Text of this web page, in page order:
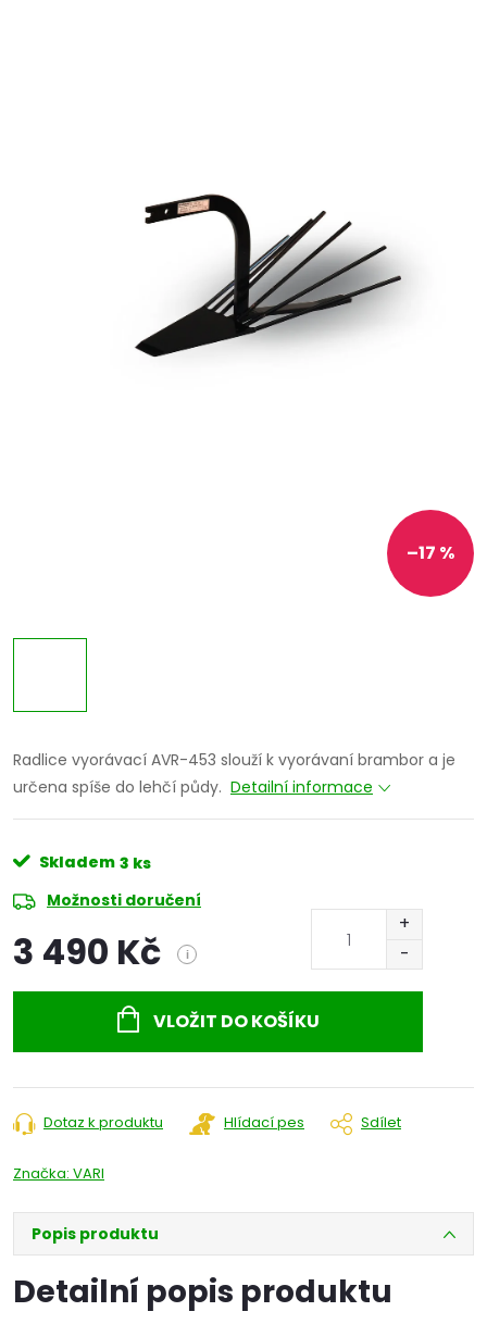
–17 %
Radlice vyorávací AVR-453 slouží k vyorávaní brambor a je
určena spíše do lehčí půdy. Detailní informace
Skladem 3 ks
Možnosti doručení
3 490 Kč i
VLOŽIT DO KOŠÍKU
Dotaz k produktu Hlídací pes Sdílet
Značka: VARI
Popis produktu
Detailní popis produktu